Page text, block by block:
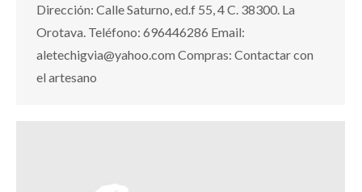
Dirección: Calle Saturno, ed.f 55, 4 C. 38300. La
Orotava. Teléfono: 696446286 Email:
aletechigvia@yahoo.com Compras: Contactar con
el artesano